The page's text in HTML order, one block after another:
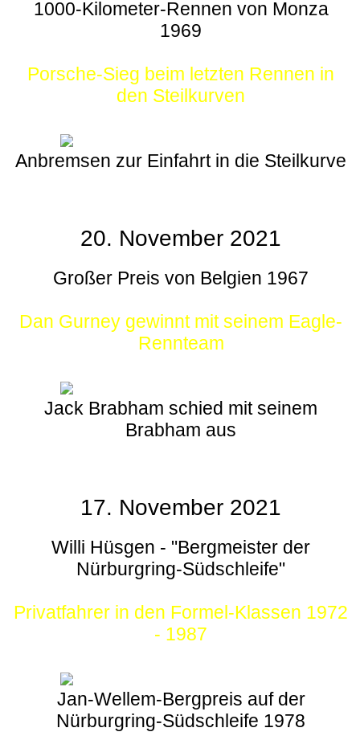
1000-Kilometer-Rennen von Monza
1969
Porsche-Sieg beim letzten Rennen in
den Steilkurven
Anbremsen zur Einfahrt in die Steilkurve
20. November 2021
Großer Preis von Belgien 1967
Dan Gurney gewinnt mit seinem Eagle-
Rennteam
Jack Brabham schied mit seinem
Brabham aus
17. November 2021
Willi Hüsgen - "Bergmeister der
Nürburgring-Südschleife"
Privatfahrer in den Formel-Klassen 1972
- 1987
Jan-Wellem-Bergpreis auf der
Nürburgring-Südschleife 1978